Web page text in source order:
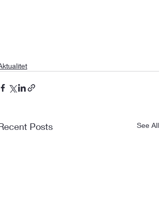
Posts See All